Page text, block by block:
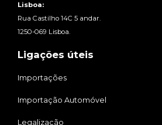
Lisboa:
Rua Castilho 14C 5 andar.
1250-069 Lisboa.
Ligações úteis
Importações
Importação Automóvel
Legalização